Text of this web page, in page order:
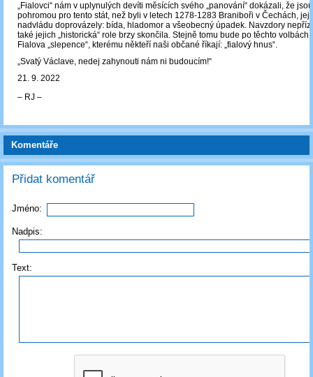
„Fialovci“ nám v uplynulých devíti měsících svého „panování“ dokázali, že
pohromou pro tento stát, než byli v letech 1278-1283 Braniboři v Čechách,
nadvládu doprovázely: bída, hladomor a všeobecný úpadek. Navzdory
také jejich „historická“ role brzy skončila. Stejně tomu bude po těchto volbách
Fialova „slepence“, kterému někteří naši občané říkají: „fialový hnus“.
„Svatý Václave, nedej zahynouti nám ni budoucím!“
21. 9. 2022
‒ RJ ‒
Komentáře
Přidat komentář
Jméno:
Nadpis:
Text: